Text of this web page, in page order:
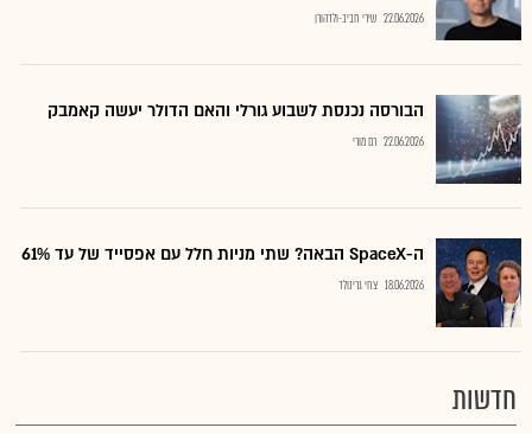
22.06.2026 שירי חביב-ולדהורן
הבורסה נכנסת לשבוע גורלי והאם הדולר יעשה קאמבק
22.06.2026 רם מורי
ה-SpaceX הבאה? שתי מניות חלל עם אפסייד של עד 61%
18.06.2026 צחי גרינולד
חדשות